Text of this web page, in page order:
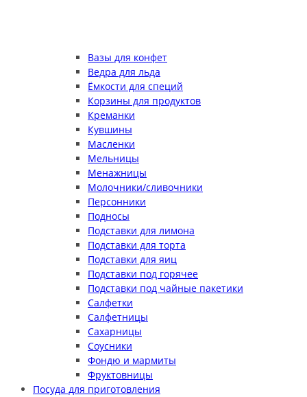
Вазы для конфет
Ведра для льда
Ёмкости для специй
Корзины для продуктов
Креманки
Кувшины
Масленки
Мельницы
Менажницы
Молочники/сливочники
Персонники
Подносы
Подставки для лимона
Подставки для торта
Подставки для яиц
Подставки под горячее
Подставки под чайные пакетики
Салфетки
Салфетницы
Сахарницы
Соусники
Фондю и мармиты
Фруктовницы
Посуда для приготовления